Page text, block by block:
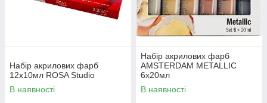
Набір акрилових фарб
12х10мл ROSA Studio
В наявності
Набір акрилових фарб
AMSTERDAM METALLIC
6х20мл
В наявності